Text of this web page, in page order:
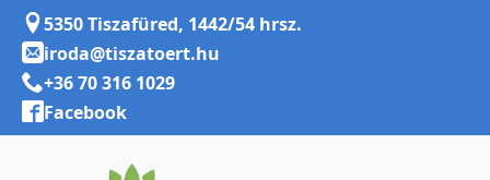
5350 Tiszafüred, 1442/54 hrsz.
iroda@tiszatoert.hu
+36 70 316 1029
Facebook